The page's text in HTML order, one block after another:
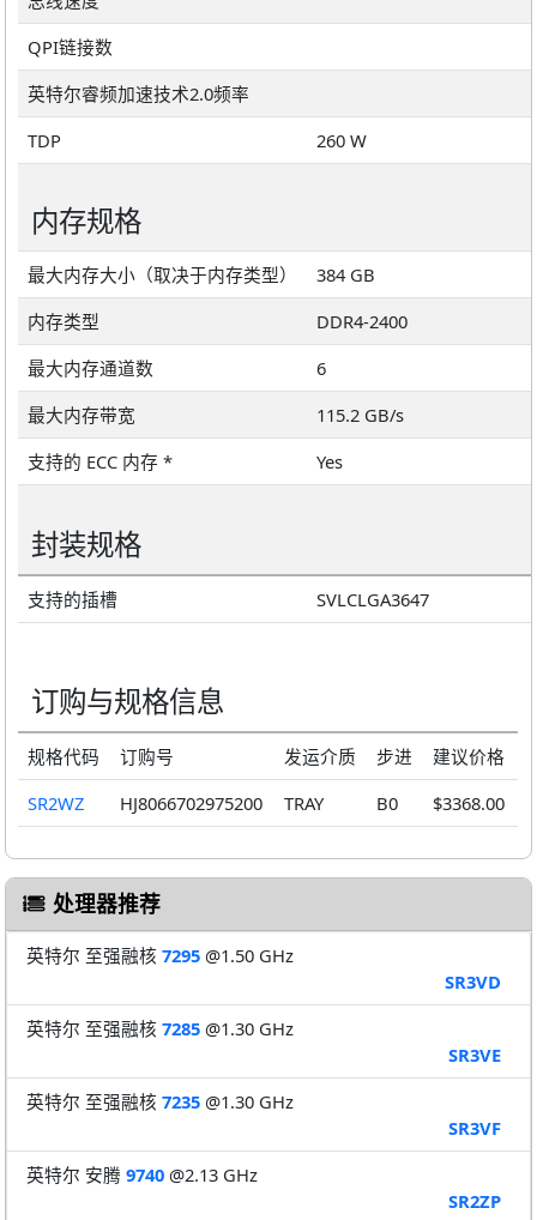
QPI链接数
英特尔睿频加速技术2.0频率
TDP
260 W
内存规格
最大内存大小（取决于内存类型）
384 GB
内存类型
DDR4-2400
最大内存通道数
6
最大内存带宽
115.2 GB/s
支持的 ECC 内存 *
Yes
封装规格
支持的插槽 SVLCLGA3647
订购与规格信息
规格代码 订购号 发运介质 步进
建议价格
SR2WZ
HJ8066702975200 TRAY B0 $3368.00
处理器推荐
英特尔 至强融核7295 @1.50 GHz
SR3VD
英特尔 至强融核7285 @1.30 GHz
SR3VE
英特尔 至强融核7235 @1.30 GHz
SR3VF
英特尔 安腾9740 @2.13 GHz
SR2ZP